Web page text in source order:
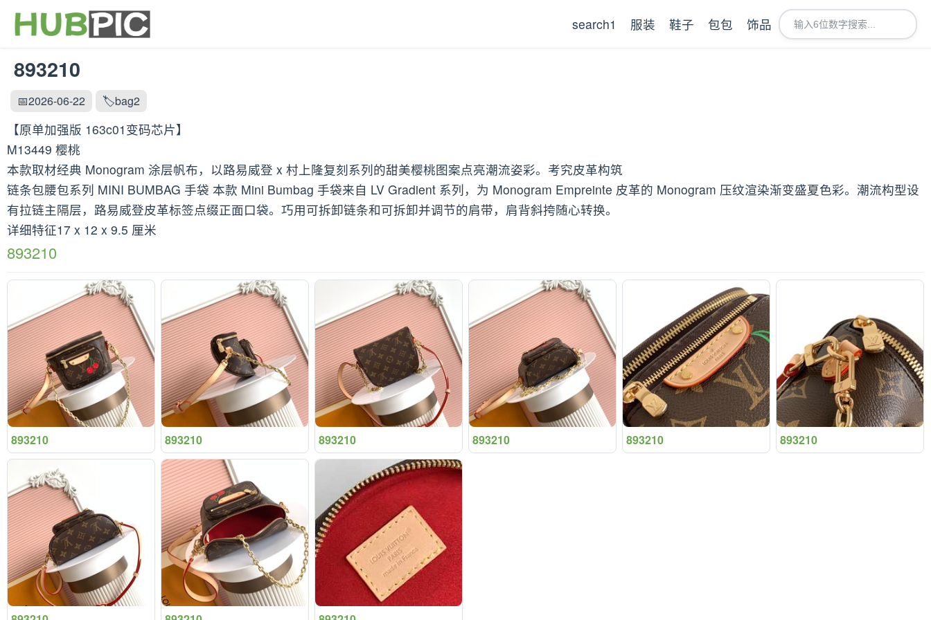
search1 服装 鞋子 包包 饰品
893210
📅2026-06-22 🏷️bag2
【原单加强版 163c01变码芯片】
M13449 樱桃
本款取材经典 Monogram 涂层帆布，以路易威登 x 村上隆复刻系列的甜美樱桃图案点亮潮流姿彩。考究皮革构筑
链条包腰包系列 MINI BUMBAG 手袋 本款 Mini Bumbag 手袋来自 LV Gradient 系列，为 Monogram Empreinte 皮革的 Monogram 压纹渲染渐变盛夏色彩。潮流构型设
有拉链主隔层，路易威登皮革标签点缀正面口袋。巧用可拆卸链条和可拆卸并调节的肩带，肩背斜挎随心转换。
详细特征17 x 12 x 9.5 厘米
893210
893210 893210 893210 893210 893210 893210